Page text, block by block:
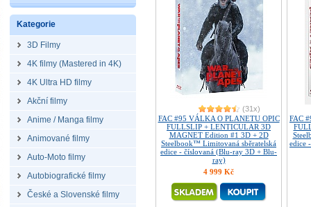
Kategorie
3D Filmy
4K filmy (Mastered in 4K)
4K Ultra HD filmy
Akční filmy
Anime / Manga filmy
Animované filmy
Auto-Moto filmy
Autobiografické filmy
České a Slovenské filmy
(31x)
FAC #95 VÁLKA O PLANETU OPIC
FULLSLIP + LENTICULAR 3D
MAGNET Edition #1 3D + 2D
Steelbook™ Limitovaná sběratelská
edice - číslovaná (Blu-ray 3D + Blu-
ray)
4 999 Kč
FAC
edice